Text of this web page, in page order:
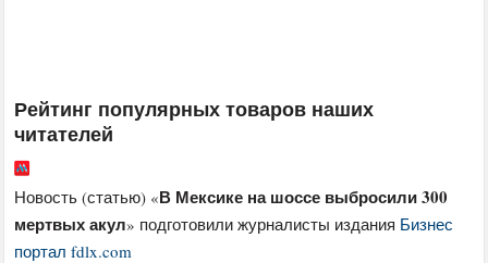
Рейтинг популярных товаров наших
читателей
Новость (статью) «В Мексике на шоссе выбросили 300
мертвых акул» подготовили журналисты издания Бизнес
портал fdlx.com